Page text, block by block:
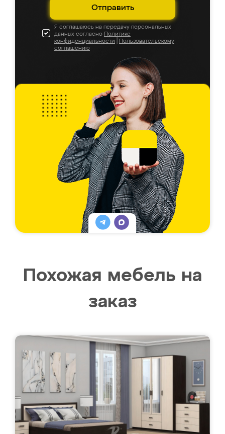
Отправить
Я соглашаюсь на передачу персональных
данных согласно Политике
конфиденциальности
Пользовательскому
соглашению
Похожая мебель на
заказ